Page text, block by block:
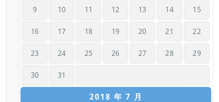
2018 年 7 月
9 10 11 12 13 14 15
16 17 18 19 20 21 22
23 24 25 26 27 28 29
30 31